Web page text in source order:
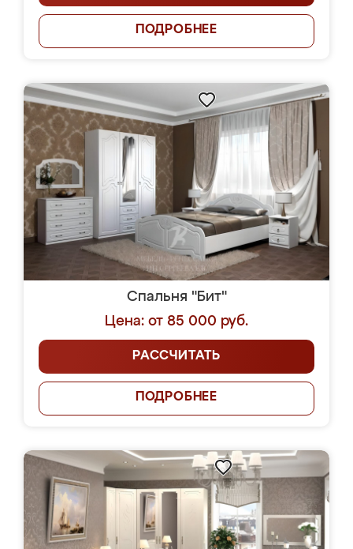
ПОДРОБНЕЕ
Спальня "Бит"
Цена: от 85 000 руб.
РАССЧИТАТЬ
ПОДРОБНЕЕ